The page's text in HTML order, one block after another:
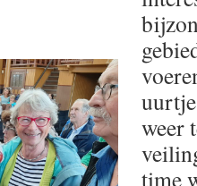
weer
time